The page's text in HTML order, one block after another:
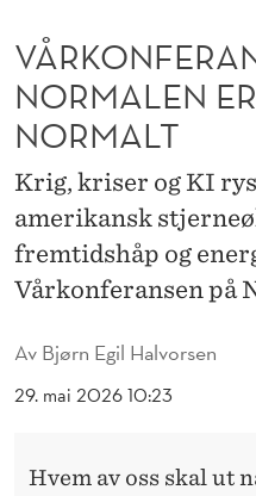
N
S
E
N
O
R
Av Bjørn Egil Halvorsen
29. mai 2026 10:23
NORMALEN
NORMALT
Krig, kriser og KI
amerikansk
fremtidshåp og
Vårkonferansen på
Hvem av oss skal ut